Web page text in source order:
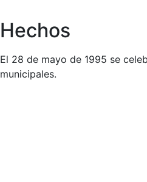
Hechos
El 28 de mayo de 1995 se
municipales.